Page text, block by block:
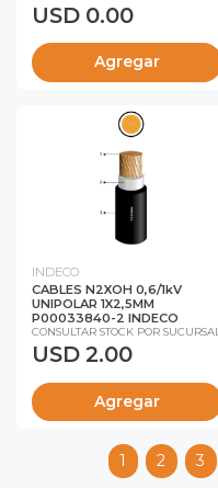
USD 0.00
Agregar
INDECO
CABLES N2XOH 0,6/1kV
UNIPOLAR 1X2,5MM
P00033840-2 INDECO
CONSULTAR STOCK POR SUCURSAL
USD 2.00
Agregar
1 2 3